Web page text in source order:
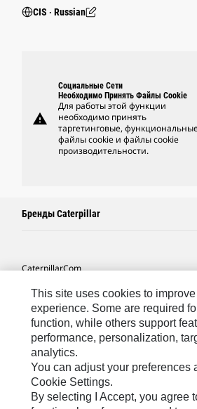
CIS ‧ Russian
warning
Социальные Сети
Необходимо Принять Файлы Cookie
Для работы этой функции
необходимо принять
таргетинговые,
файлы cookie и файлы cookie
производительности.
Бренды Caterpillar
Caterpillar.com
Связаться С Caterpillar
Карта Сайта
Cookie Settings
Юридическая Информация
Конфиденциальность Личных Данных
This site uses cookies to
experience. Some are required
function, while others support
performance, personalization,
analytics.
You can adjust your preferences
Cookie Settings.
By selecting I Accept, you agree